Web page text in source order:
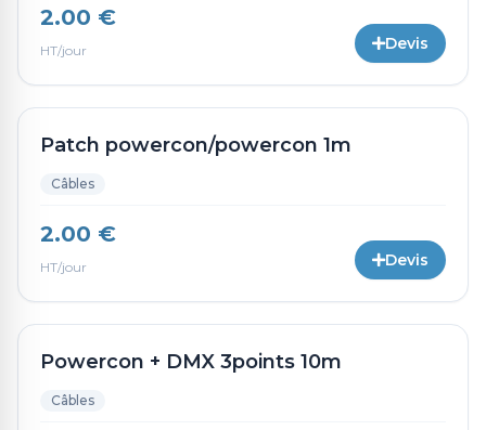
2.00 €
HT/jour Devis
Patch powercon/powercon 1m
Câbles
2.00 €
HT/jour Devis
Powercon + DMX 3points 10m
Câbles